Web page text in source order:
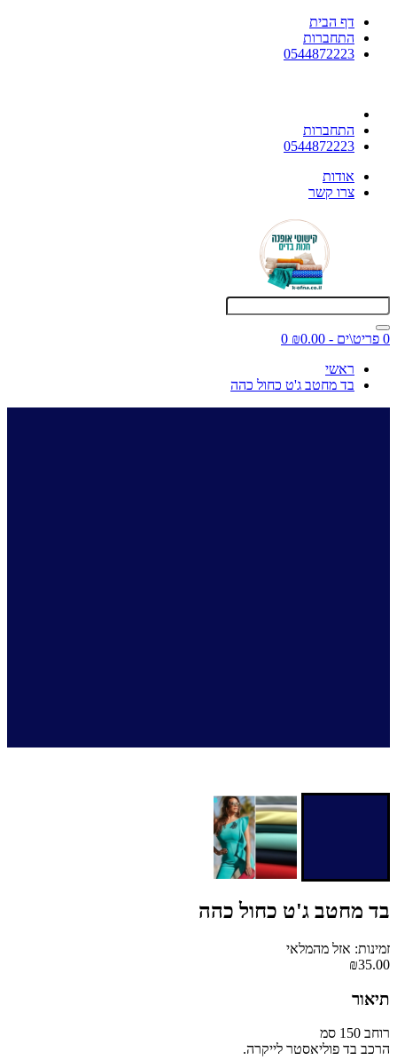
דף הבית
התחברות
0544872223
התחברות
0544872223
אודות
צרו קשר
0 פריט\ים - ₪0.00
0
ראשי
בד מחטב ג'ט כחול כהה
בד מחטב ג'ט כחול כהה
זמינות: אזל מהמלאי
₪35.00
תיאור
רוחב 150 סמ
הרכב בד פוליאסטר לייקרה.